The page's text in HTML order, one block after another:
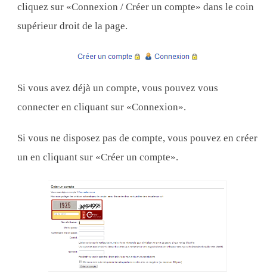
cliquez sur «Connexion / Créer un compte» dans le coin
supérieur droit de la page.
Si vous avez déjà un compte, vous pouvez vous
connecter en cliquant sur «Connexion».
Si vous ne disposez pas de compte, vous pouvez en créer
un en cliquant sur «Créer un compte».